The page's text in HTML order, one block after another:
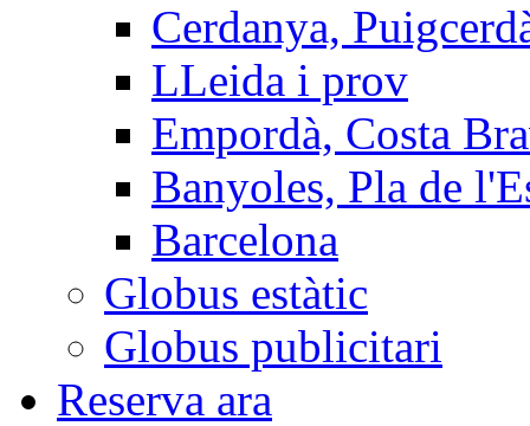
Cerdanya,
LLeida i prov
Empordà, Costa
Banyoles, Pla de
Barcelona
Globus estàtic
Globus publicitari
Reserva ara